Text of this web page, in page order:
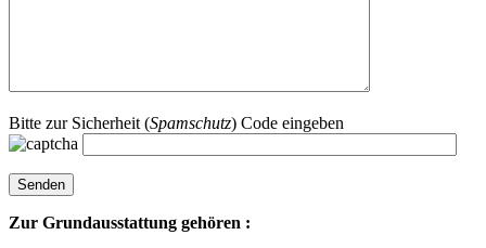
Bitte zur Sicherheit (Spamschutz) Code eingeben
Zur Grundausstattung gehören :